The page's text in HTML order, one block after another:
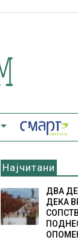
Најчитани
ДВА
ДЕКА